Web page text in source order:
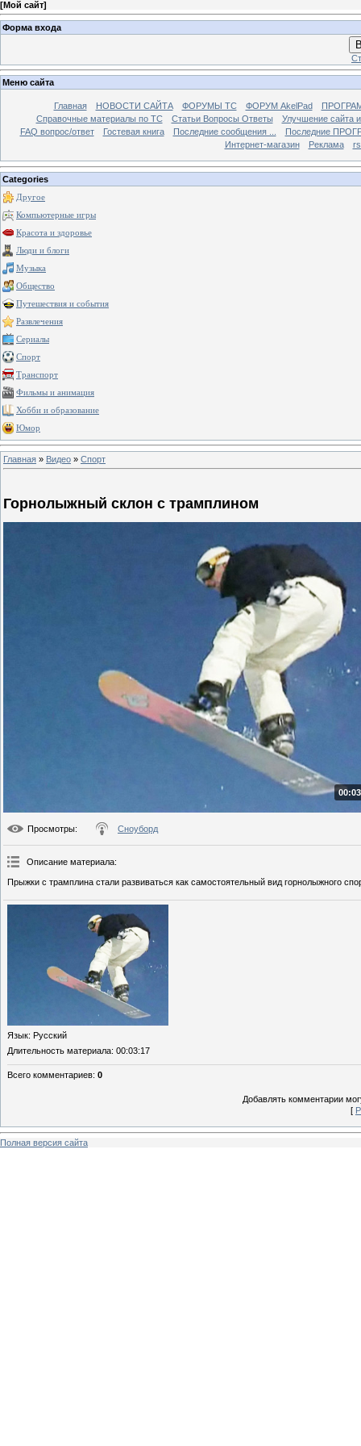
[Мой сайт]
Форма входа
Меню сайта
Главная НОВОСТИ САЙТА ФОРУМЫ TC ФОРУМ AkelPad
Справочные материалы по TС
Статьи Вопросы Ответы
Улучшение сайта
FAQ вопрос/ответ
Гостевая книга Последние сообщения ...
Последние
Интернет-магазин
Реклама
Categories
Другое
Компьютерные игры
Красота и здоровье
Люди и блоги
Музыка
Общество
Путешествия и события
Развлечения
Сериалы
Спорт
Транспорт
Фильмы и анимация
Хобби и образование
Юмор
Главная » Видео » Спорт
Горнолыжный склон с трамплином
Просмотры: Сноуборд
Описание материала:
Прыжки с трамплина стали развиваться как самостоятельный вид горнолыжного
Язык: Русский
Длительность материала: 00:03:17
Всего комментариев: 0
Добавлять комментарии
[
Полная версия сайта